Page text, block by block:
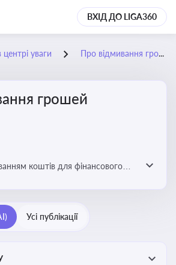
ВХІД ДО LIGA360
уваги Про відмивання грошей
грошей
коштів для фінансового
AML у договори та
Усі публікації